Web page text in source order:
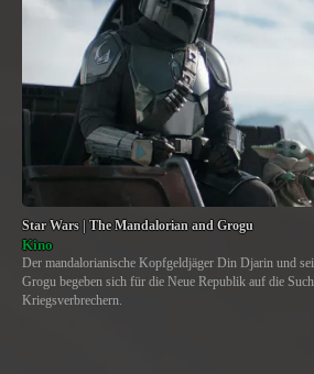
Star Wars | The Mandalorian and Grogu
Kino
Der mandalorianische Kopfgeldjäger Din Djarin und
Grogu begeben sich für die Neue Republik auf die
Kriegsverbrechern.